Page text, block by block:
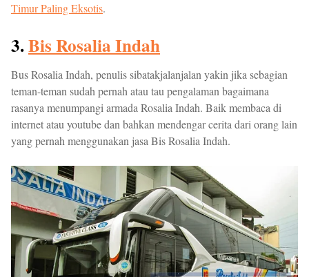
Timur Paling Eksotis.
3.Bis Rosalia Indah
Bus Rosalia Indah, penulis sibatakjalanjalan yakin jika sebagian
teman-teman sudah pernah atau tau pengalaman bagaimana
rasanya menumpangi armada Rosalia Indah. Baik membaca di
internet atau youtube dan bahkan mendengar cerita dari orang lain
yang pernah menggunakan jasa Bis Rosalia Indah.